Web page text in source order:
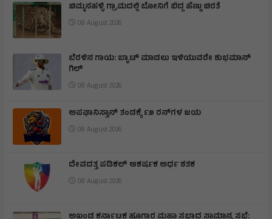
ಚಿಮ್ಮನಹಳ್ಳಿ ಗ್ರಾಮದಲ್ಲಿ ಬೋನಿಗೆ ಬಿದ್ದ ಹೆಣ್ಣು ಚಿರತೆ
08 August 2026
ಬೆರಳಿನ ಗಾಯ: ಬ್ಯಾಟ್ ಮಾಡಲು ಇಳಿಯುವರೇ ಶುಭಮಾನ್
ಗಿಲ್
08 August 2026
ಅಪಘಾನಿಸ್ತಾನ್ ತಂಡಕ್ಕೆ ೯೨ ರನ್‌ಗಳ ಜಯ
08 August 2026
ದೇವದತ್ತ ಪಡಿಕಲ್ ಆಕರ್ಷಕ ಅರ್ಧ ಶತಕ
08 August 2026